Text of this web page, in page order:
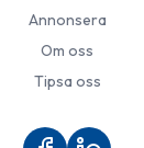
Annonsera
Om oss
Tipsa oss